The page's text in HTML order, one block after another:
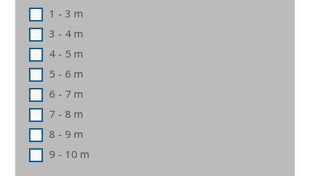
1 - 3 m
3 - 4 m
4 - 5 m
5 - 6 m
6 - 7 m
7 - 8 m
8 - 9 m
9 - 10 m